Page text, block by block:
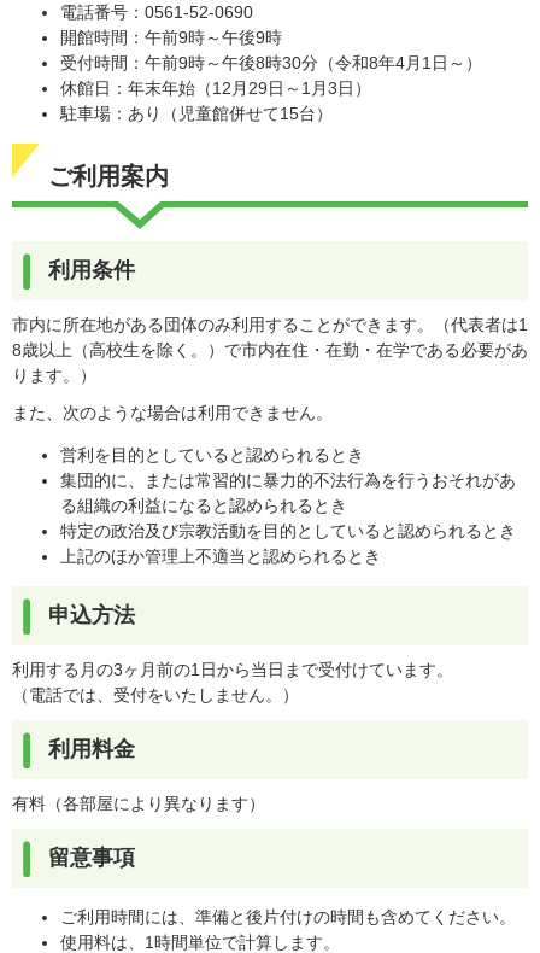
電話番号：0561-52-0690
開館時間：午前9時～午後9時
受付時間：午前9時～午後8時30分（令和8年4月1日～）
休館日：年末年始（12月29日～1月3日）
駐車場：あり（児童館併せて15台）
ご利用案内
利用条件
市内に所在地がある団体のみ利用することができます。（代表者は1
8歳以上（高校生を除く。）で市内在住・在勤・在学である必要があ
ります。）
また、次のような場合は利用できません。
営利を目的としていると認められるとき
集団的に、または常習的に暴力的不法行為を行うおそれがあ
る組織の利益になると認められるとき
特定の政治及び宗教活動を目的としていると認められるとき
上記のほか管理上不適当と認められるとき
申込方法
利用する月の3ヶ月前の1日から当日まで受付けています。
（電話では、受付をいたしません。）
利用料金
有料（各部屋により異なります）
留意事項
ご利用時間には、準備と後片付けの時間も含めてください。
使用料は、1時間単位で計算します。